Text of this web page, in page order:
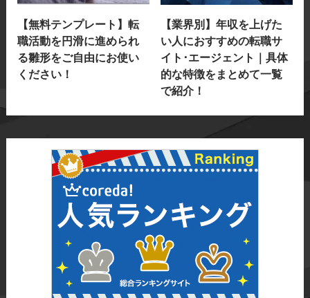
【無料テンプレート】転
職活動を円滑に進められ
る雛形をご自由にお使い
ください！
【業界別】年収を上げた
い人におすすめの転職サ
イト･エージェント｜具体
的な特徴をまとめて一覧
で紹介！